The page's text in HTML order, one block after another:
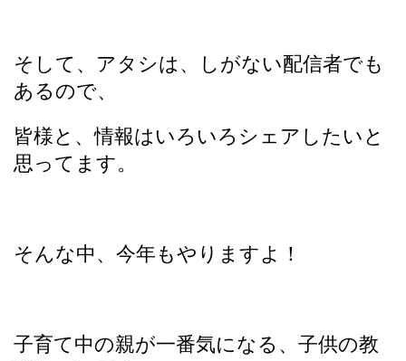
そして、アタシは、しがない配信者でも
あるので、
皆様と、情報はいろいろシェアしたいと
思ってます。
そんな中、今年もやりますよ！
子育て中の親が一番気になる、子供の教